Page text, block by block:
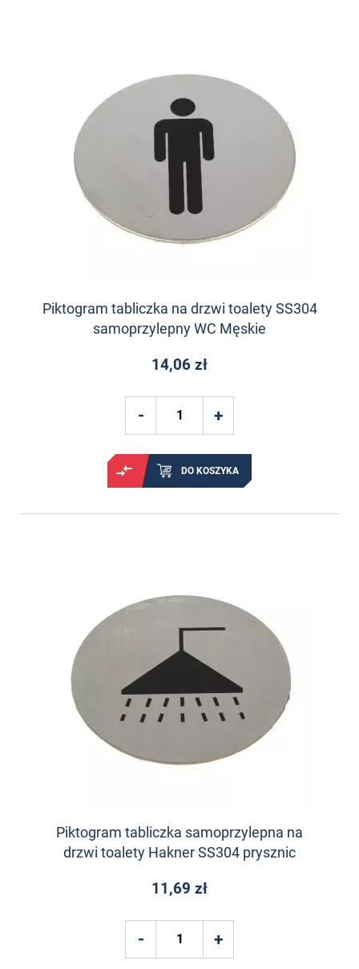
Piktogram tabliczka na drzwi toalety SS304
samoprzylepny WC Męskie
14,06 zł
DO KOSZYKA
Piktogram tabliczka samoprzylepna na
drzwi toalety Hakner SS304 prysznic
11,69 zł